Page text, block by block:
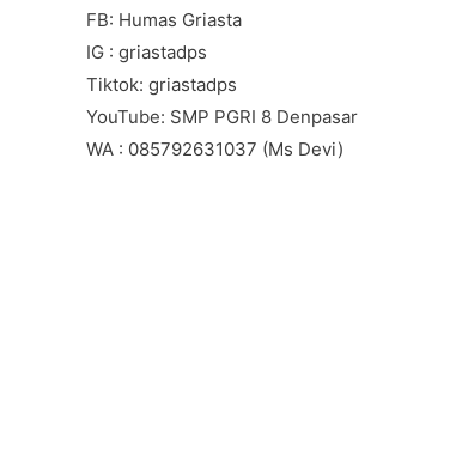
FB: Humas Griasta
IG : griastadps
Tiktok: griastadps
YouTube: SMP PGRI 8 Denpasar
WA : 085792631037 (Ms Devi)